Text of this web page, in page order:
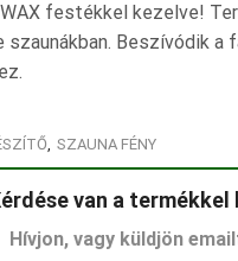
WAX festékkel kezelve!
Beszívódik a
, SZAUNA FÉNY
van a
Hívjon, vagy küldjön